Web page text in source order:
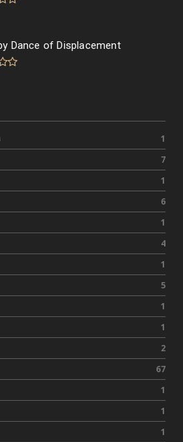
Dance of Displacement
1
7
1
6
1
4
1
5
1
1
2
67
1
1
1